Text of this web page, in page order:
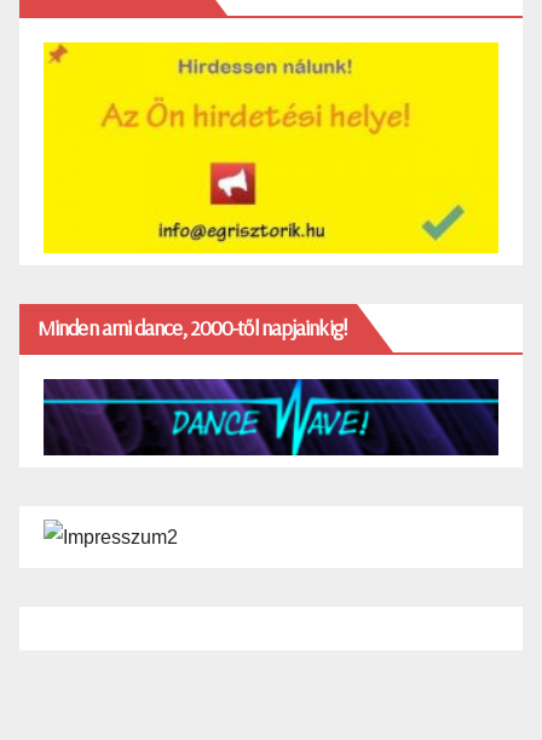
Minden ami dance, 2000-től napjainkig!